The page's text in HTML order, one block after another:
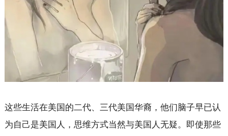
这些生活在美国的二代、三代美国华裔，他们脑子早已认
为自己是美国人，思维方式当然与美国人无疑。即使那些